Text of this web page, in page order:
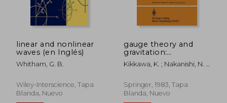
linear and nonlinear
waves (en Inglés)
Whitham, G. B.
Wiley-Interscience, Tapa
Blanda, Nuevo
gauge theory and
gravitation:
proceedings of the
international
theory and
gravitation (g & g)
Kikkawa, K. ; Nakanishi, N. ;
Springer, 1983, Tapa
Blanda, Nuevo